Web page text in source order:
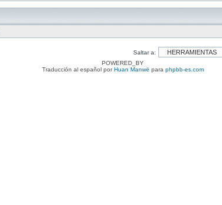
Saltar a:
POWERED_BY
Traducción al español porHuan Manwë para phpbb-es.com